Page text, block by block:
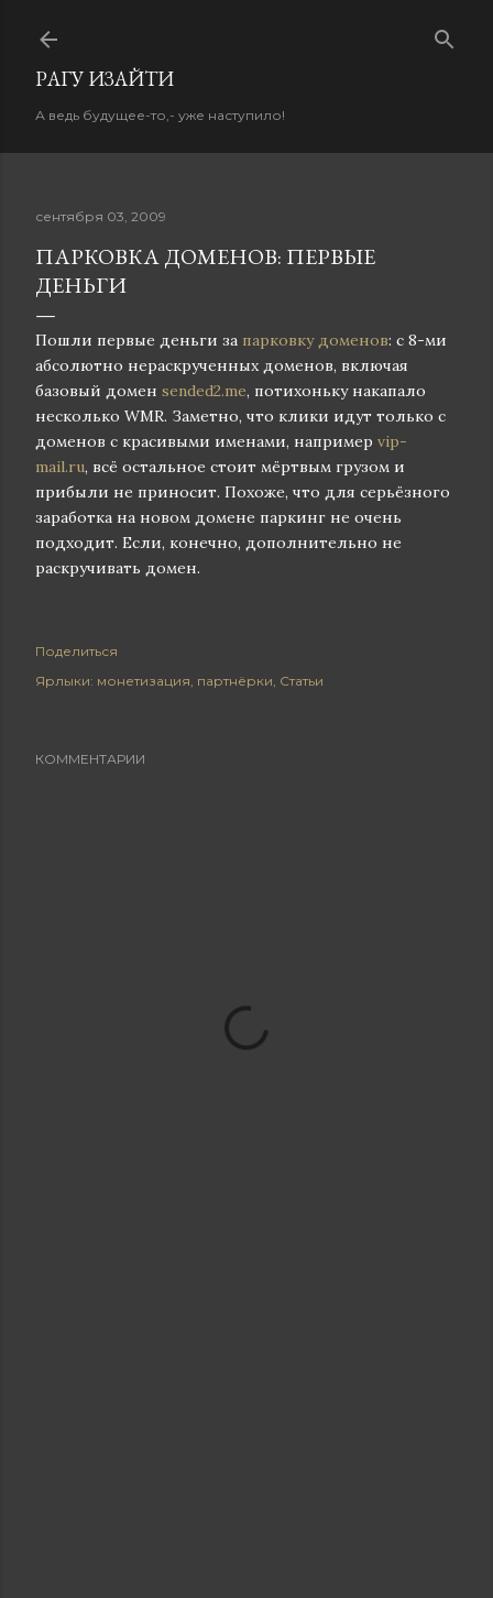
PАГУ ИЗAЙТИ
А ведь будущее-то,- уже наступило!
сентября 03, 2009
ПАРКОВКА ДОМЕНОВ: ПЕРВЫЕ
ДЕНЬГИ
Пошли первые деньги за парковку доменов: c 8-ми
абсолютно нераскрученных доменов, включая
базовый домен sended2.me, потихоньку накапало
несколько WMR. Заметно, что клики идут только с
доменов с красивыми именами, например vip-
mail.ru, всё остальное стоит мёртвым грузом и
прибыли не приносит. Похоже, что для серьёзного
заработка на новом домене паркинг не очень
подходит. Если, конечно, дополнительно не
раскручивать домен.
Поделиться
Ярлыки: монетизация партнёрки Статьи
КОММЕНТАРИИ